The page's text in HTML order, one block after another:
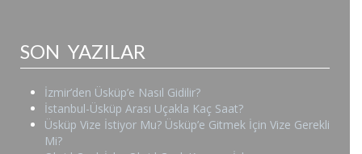
SON YAZILAR
İzmir’den Üsküp’e Nasıl Gidilir?
İstanbul-Üsküp Arası Uçakla Kaç Saat?
Üsküp Vize İstiyor Mu? Üsküp’e Gitmek İçin Vize Gerekli
Mi?